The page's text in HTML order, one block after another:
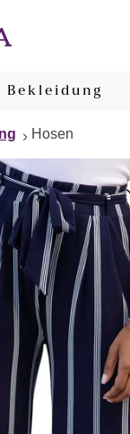
Bekleidung
Hosen